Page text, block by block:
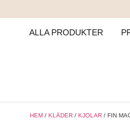
ALLA PRODUKTER
HEM / KLÄDER / KJOLAR / FIN